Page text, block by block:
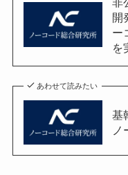
開
ー
を
あわせて読みたい
基